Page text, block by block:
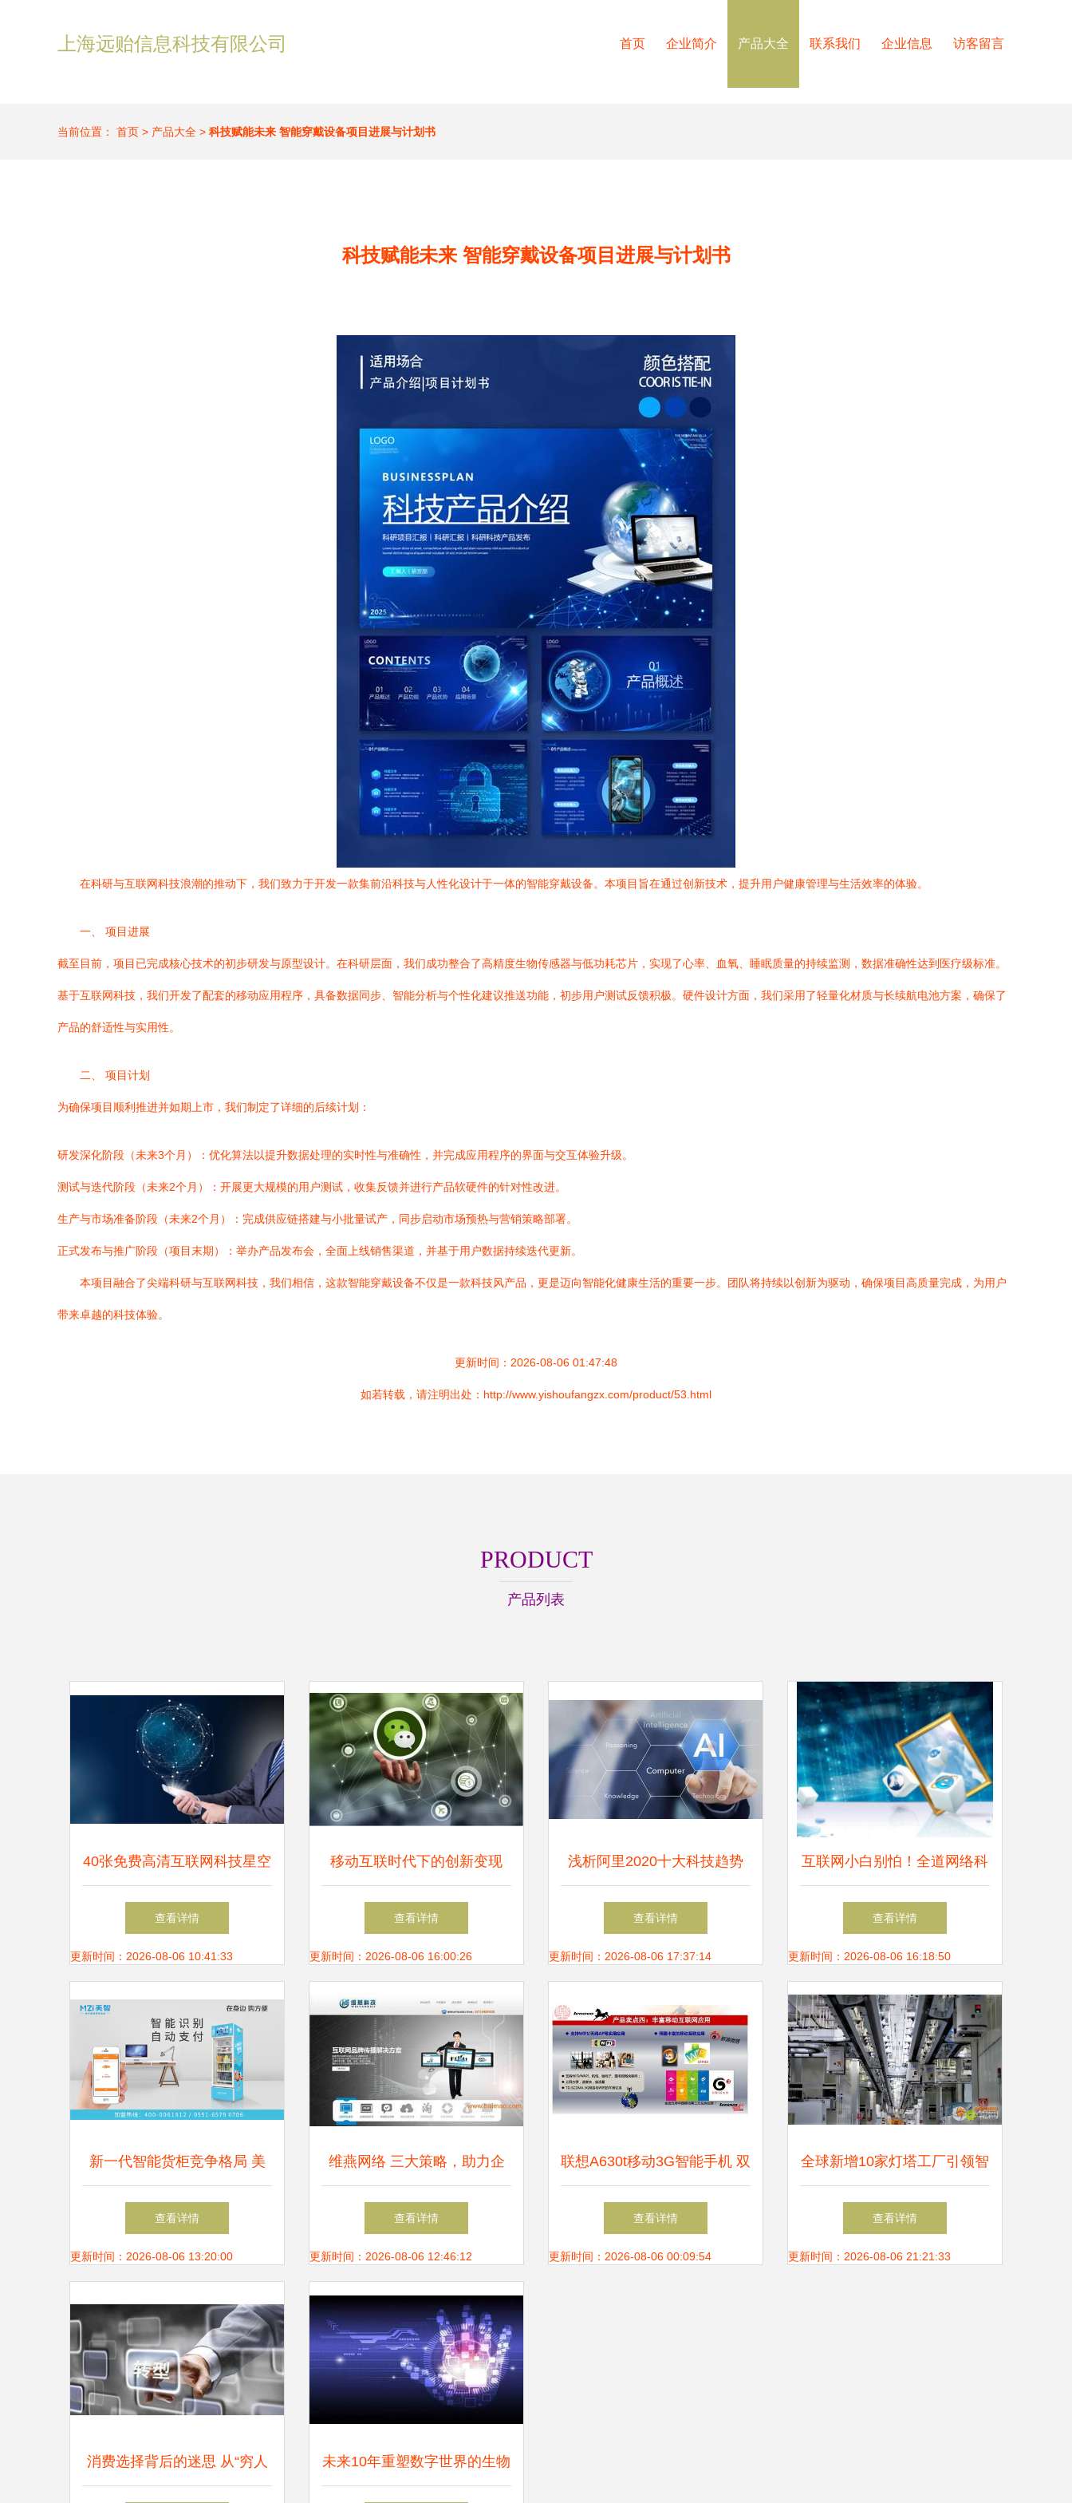
上海远贻信息科技有限公司 首页 企业简介 产品大全 联系我们 企业信息 访客留言
当前位置： 首页 > 产品大全 > 科技赋能未来 智能穿戴设备项目进展与计划书
科技赋能未来 智能穿戴设备项目进展与计划书
在科研与互联网科技浪潮的推动下，我们致力于开发一款集前沿科技与人性化设计于一体的智能穿戴设备。本项目旨在通过创新技术，提升用户健康管理与生活效率的体验。
一、 项目进展
截至目前，项目已完成核心技术的初步研发与原型设计。在科研层面，我们成功整合了高精度生物传感器与低功耗芯片，实现了心率、血氧、睡眠质量的持续监测，数据准确性达到医疗级标准。
基于互联网科技，我们开发了配套的移动应用程序，具备数据同步、智能分析与个性化建议推送功能，初步用户测试反馈积极。硬件设计方面，我们采用了轻量化材质与长续航电池方案，确保了
产品的舒适性与实用性。
二、 项目计划
为确保项目顺利推进并如期上市，我们制定了详细的后续计划：
研发深化阶段（未来3个月）：优化算法以提升数据处理的实时性与准确性，并完成应用程序的界面与交互体验升级。
测试与迭代阶段（未来2个月）：开展更大规模的用户测试，收集反馈并进行产品软硬件的针对性改进。
生产与市场准备阶段（未来2个月）：完成供应链搭建与小批量试产，同步启动市场预热与营销策略部署。
正式发布与推广阶段（项目末期）：举办产品发布会，全面上线销售渠道，并基于用户数据持续迭代更新。
本项目融合了尖端科研与互联网科技，我们相信，这款智能穿戴设备不仅是一款科技风产品，更是迈向智能化健康生活的重要一步。团队将持续以创新为驱动，确保项目高质量完成，为用户
带来卓越的科技体验。
更新时间：2026-08-06 01:47:48
如若转载，请注明出处：http://www.yishoufangzx.com/product/53.html
PRODUCT
产品列表
40张免费高清互联网科技星空
主题图片素材，即刻下载
查看详情
更新时间：2026-08-06 10:41:33
移动互联时代下的创新变现
山东创尔科技如何以三大模式
撬动小程序盈利蓝海
查看详情
更新时间：2026-08-06 16:00:26
浅析阿里2020十大科技趋势
AI与互联网的进化之路
查看详情
更新时间：2026-08-06 17:37:14
互联网小白别怕！全道网络科
技教您如何慧眼识珠，选对网
站建设公司
查看详情
更新时间：2026-08-06 16:18:50
新一代智能货柜竞争格局 美
智科技以月产万台规模领跑行
业
查看详情
更新时间：2026-08-06 13:20:00
维燕网络 三大策略，助力企
业网站从生产厂家到行业标杆
脱颖而出
查看详情
更新时间：2026-08-06 12:46:12
联想A630t移动3G智能手机 双
核双卡双模的经典商务之选
查看详情
更新时间：2026-08-06 00:09:54
全球新增10家灯塔工厂引领智
造新浪潮，美的、施耐德、阿
里等巨头领衔
查看详情
更新时间：2026-08-06 21:21:33
消费选择背后的迷思 从“穷人 未来10年重塑数字世界的生物